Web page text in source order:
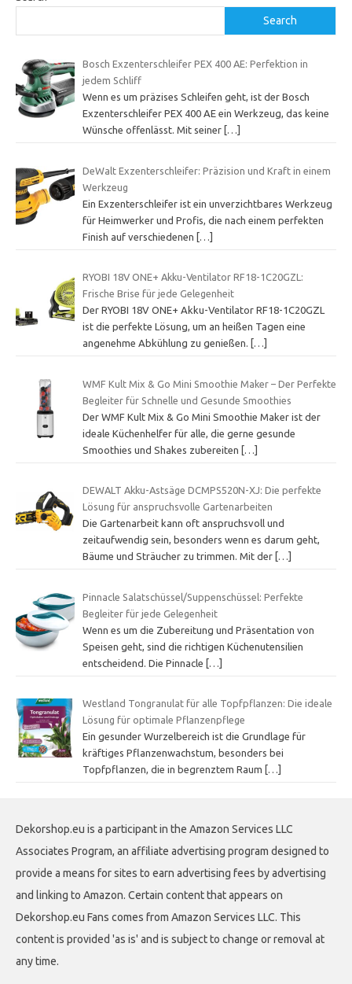
Search
Bosch Exzenterschleifer PEX 400 AE: Perfektion in
jedem Schliff
Wenn es um präzises Schleifen geht, ist der Bosch
Exzenterschleifer PEX 400 AE ein Werkzeug, das keine
Wünsche offenlässt. Mit seiner […]
DeWalt Exzenterschleifer: Präzision und Kraft in einem
Werkzeug
Ein Exzenterschleifer ist ein unverzichtbares Werkzeug
für Heimwerker und Profis, die nach einem perfekten
Finish auf verschiedenen
[…]
RYOBI 18V ONE+ Akku-Ventilator RF18-1C20GZL:
Frische Brise für jede Gelegenheit
Der RYOBI 18V ONE+ Akku-Ventilator RF18-1C20GZL
ist die perfekte Lösung, um an heißen Tagen eine
angenehme Abkühlung zu genießen.
[…]
WMF Kult Mix & Go Mini Smoothie Maker – Der Perfekte
Begleiter für Schnelle und Gesunde Smoothies
Der WMF Kult Mix & Go Mini Smoothie Maker ist der
ideale Küchenhelfer für alle, die gerne gesunde
Smoothies und Shakes zubereiten
[…]
DEWALT Akku-Astsäge DCMPS520N-XJ: Die perfekte
Lösung für anspruchsvolle Gartenarbeiten
Die Gartenarbeit kann oft anspruchsvoll und
zeitaufwendig sein, besonders wenn es darum geht,
Bäume und Sträucher zu trimmen. Mit der […]
Pinnacle Salatschüssel/Suppenschüssel: Perfekte
Begleiter für jede Gelegenheit
Wenn es um die Zubereitung und Präsentation von
Speisen geht, sind die richtigen Küchenutensilien
entscheidend. Die Pinnacle
[…]
Westland Tongranulat für alle Topfpflanzen: Die ideale
Lösung für optimale Pflanzenpflege
Ein gesunder Wurzelbereich ist die Grundlage für
kräftiges Pflanzenwachstum, besonders bei
Topfpflanzen, die in begrenztem Raum
[…]
Dekorshop.eu is a participant in the Amazon Services LLC
Associates Program, an affiliate advertising program designed to
provide a means for sites to earn advertising fees by advertising
and linking to Amazon. Certain content that appears on
Dekorshop.eu Fans comes from Amazon Services LLC. This
content is provided 'as is' and is subject to change or removal at
any time.